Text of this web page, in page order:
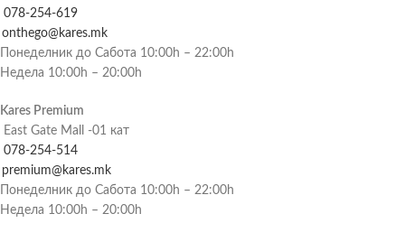
078-254-619
onthego@kares.mk
Понеделник до Сабота 10:00h – 22:00h
Недела 10:00h – 20:00h
Kares Premium
East Gate Mall -01 кат
078-254-514
premium@kares.mk
Понеделник до Сабота 10:00h – 22:00h
Недела 10:00h – 20:00h